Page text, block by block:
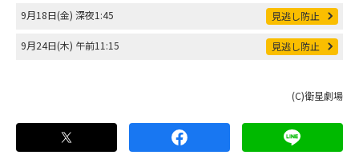
9月18日(金) 深夜1:45 見逃し防止
9月24日(木) 午前11:15 見逃し防止
(C)衛星劇場